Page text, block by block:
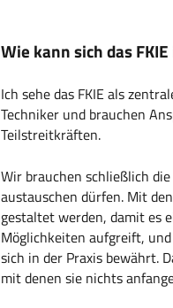
Wie kann sich das
Ich sehe das FKIE als
Techniker und brauchen
Teilstreitkräften.
Wir brauchen schließlich
austauschen dürfen. Mit
gestaltet werden, damit es
Möglichkeiten aufgreift,
sich in der Praxis bewährt.
mit denen sie nichts